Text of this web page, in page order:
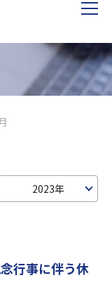
2023年
行事に伴う休